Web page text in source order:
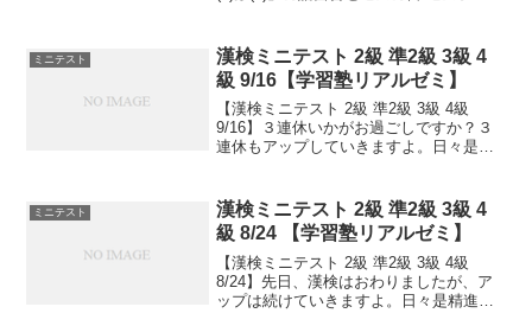
ーガーの実験...
ミニテスト
漢検ミニテスト 2級 準2級 3級 4
級 9/16【学習塾リアルゼミ】
【漢検ミニテスト 2級 準2級 3級 4級
9/16】３連休いかがお過ごしですか？３
連休もアップしていきますよ。日々是精
か？受験希望の方、とりあえず連絡お待
ちしてます...
ミニテスト
漢検ミニテスト 2級 準2級 3級 4
級 8/24 【学習塾リアルゼミ】
【漢検ミニテスト 2級 準2級 3級 4級
8/24】先日、漢検はおわりましたが、ア
ップは続けていきますよ。日々是精進、